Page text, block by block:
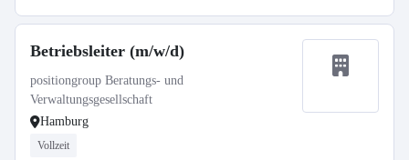
Betriebsleiter (m/w/d)
positiongroup Beratungs- und
Verwaltungsgesellschaft
Hamburg
Vollzeit